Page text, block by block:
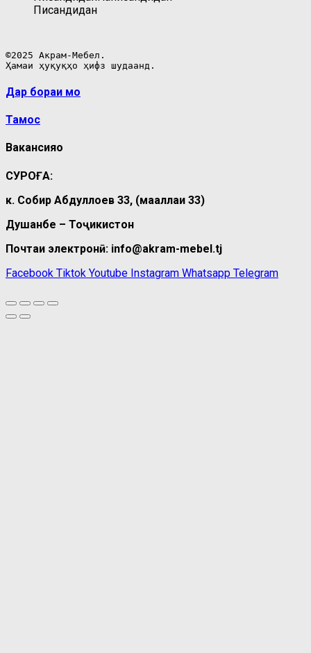
Писандидан
©2025 Акрам-Мебел.
Ҳамаи ҳуқуқҳо ҳифз шудаанд.
Дар бораи мо
Тамос
Вакансияҳо
СУРОҒА:
к. Собир Абдуллоев 33, (маҳаллаи 33)
Душанбе – Тоҷикистон
Почтаи электронӣ: info@akram-mebel.tj
Facebook Tiktok Youtube Instagram Whatsapp Telegram